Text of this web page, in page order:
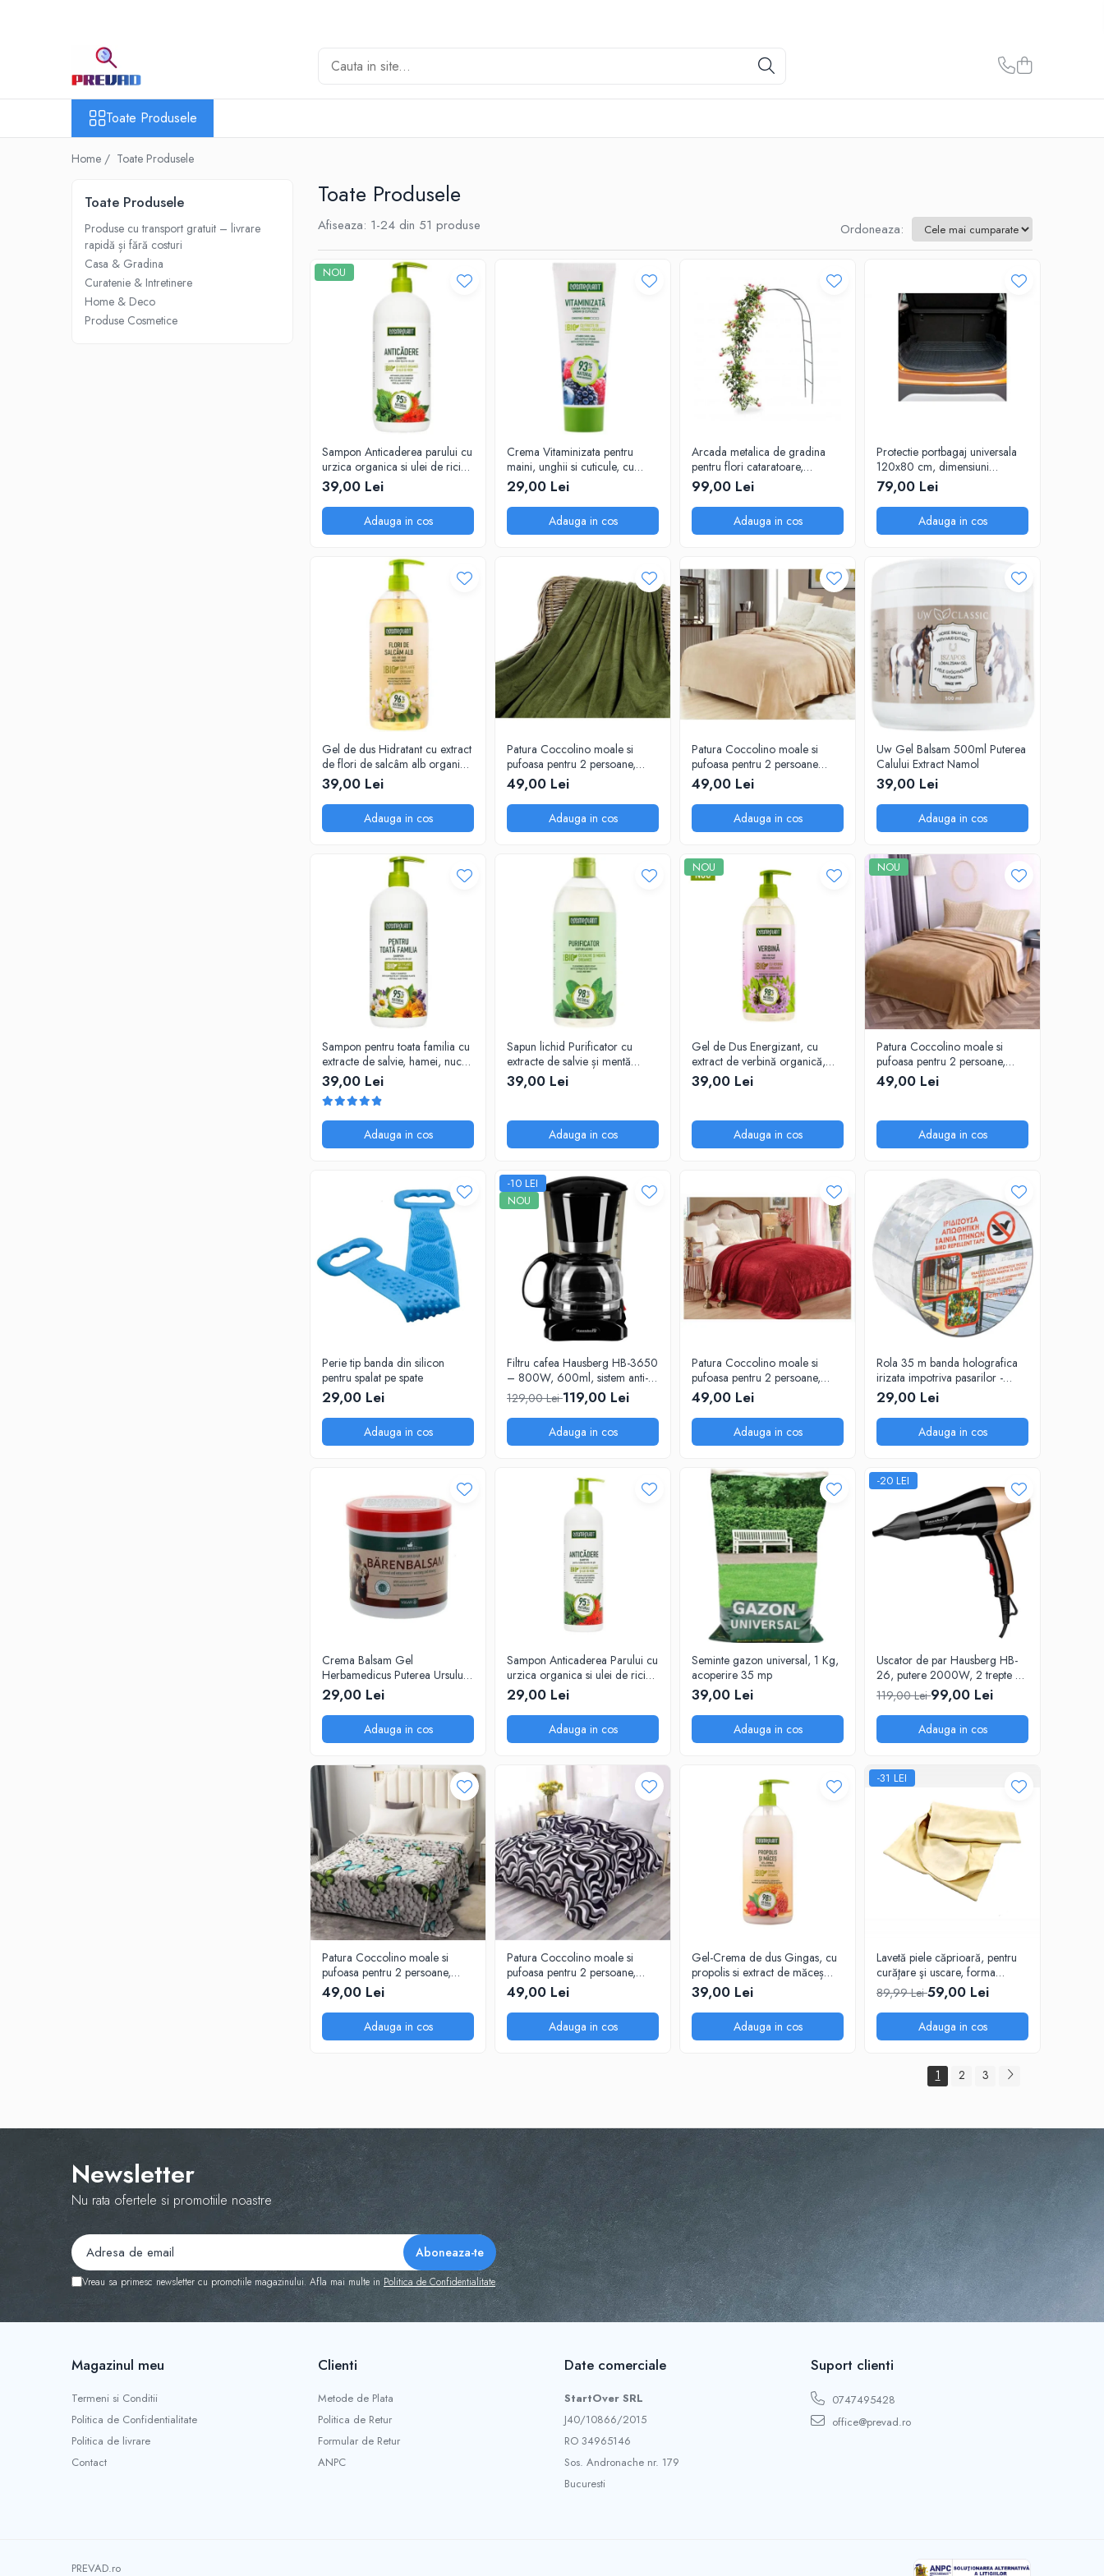
Toate Produsele
Produse cu transport gratuit – livrare
Casa & Gradina
Produse Cosmetice
Toate Produsele
Home / Toate Produsele
Toate Produsele
Toate Produsele
Produse cu transport gratuit – livrare
rapidă și fără costuri
Casa & Gradina
Curatenie & Intretinere
Home & Deco
Produse Cosmetice
Afiseaza: 1-24 din 51 produse Ordoneaza:
NOU
Sampon Anticaderea parului cu
urzica organica si ulei de ricin
Cosmeplant, 1000 ml
39,00 Lei
Adauga in cos
Crema Vitaminizata pentru
maini, unghii si cuticule, cu
extracte de fructe de padure
organice, 75 ml
29,00 Lei
Adauga in cos
Arcada metalica de gradina
pentru flori cataratoare,
240x140x38 cm
99,00 Lei
Adauga in cos
Protectie portbagaj universala
120x80 cm, dimensiuni
ajustabile, negru
79,00 Lei
Adauga in cos
Gel de dus Hidratant cu extract
de flori de salcâm alb organic
Cosmeplant, 1000 ml
39,00 Lei
Adauga in cos
Patura Coccolino moale si
pufoasa pentru 2 persoane,
200X230 cm, Verde
49,00 Lei
Adauga in cos
Patura Coccolino moale si
pufoasa pentru 2 persoane
200X230 cm Bej
49,00 Lei
Adauga in cos
Uw Gel Balsam 500ml Puterea
Calului Extract Namol
39,00 Lei
Adauga in cos
Sampon pentru toata familia cu
extracte de salvie, hamei, nuca,
romanita, lavanda, urzică și
calendula organice
Cosmeplant, 1000 ml
39,00 Lei
Adauga in cos
Sapun lichid Purificator cu
extracte de salvie și mentă
organice, 1000 ml
39,00 Lei
Adauga in cos
NOU
Gel de Dus Energizant, cu
extract de verbină organică,
1000 ml
39,00 Lei
Adauga in cos
NOU
Patura Coccolino moale si
pufoasa pentru 2 persoane,
200X230 cm, Maro deschis
49,00 Lei
Adauga in cos
Perie tip banda din silicon
pentru spalat pe spate
29,00 Lei
Adauga in cos
-10 LEI
NOU
Filtru cafea Hausberg HB-3650
– 800W, 600ml, sistem anti-
picurare, negru
129,00 Lei119,00 Lei
Adauga in cos
Patura Coccolino moale si
pufoasa pentru 2 persoane,
200X230 cm, Grena
49,00 Lei
Adauga in cos
Rola 35 m banda holografica
irizata impotriva pasarilor -
porumbei, grauri, vrabii
29,00 Lei
Adauga in cos
Crema Balsam Gel
Herbamedicus Puterea Ursului
250ml
29,00 Lei
Adauga in cos
Sampon Anticaderea Parului cu
urzica organica si ulei de ricin,
400 ml
29,00 Lei
Adauga in cos
Seminte gazon universal, 1 Kg,
acoperire 35 mp
39,00 Lei
Adauga in cos
-20 LEI
Uscator de par Hausberg HB-
26, putere 2000W, 2 trepte de
viteza
119,00 Lei99,00 Lei
Adauga in cos
Patura Coccolino moale si
pufoasa pentru 2 persoane,
200X230 cm, Fluturi si Pietre
49,00 Lei
Adauga in cos
Patura Coccolino moale si
pufoasa pentru 2 persoane,
200X230 cm, Valuri Waves
49,00 Lei
Adauga in cos
Gel-Crema de dus Gingas, cu
propolis si extract de măceș
organic, 1000 ml
39,00 Lei
Adauga in cos
-31 LEI
Lavetă piele căprioară, pentru
curăţare şi uscare, forma
neregulată 38*30
89,99 Lei59,00 Lei
Adauga in cos
1 2 3
Newsletter
Nu rata ofertele si promotiile noastre
Vreau sa primesc newsletter cu promotiile magazinului. Afla mai multe in Politica de Confidentialitate
Magazinul meu
Termeni si Conditii
Politica de Confidentialitate
Politica de livrare
Contact
Clienti
Metode de Plata
Politica de Retur
Formular de Retur
ANPC
Date comerciale
StartOver SRL
J40/10866/2015
RO 34965146
Sos. Andronache nr. 179
Bucuresti
Suport clienti
0747495428
office@prevad.ro
PREVAD.ro